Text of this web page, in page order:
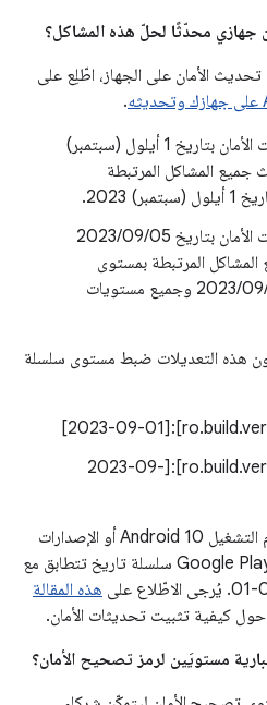
الأمان على الجهاز، اطّلِع على
.
تعالج مستويات تصحيحات الأمان بتاريخ 1 أيلول (سبتمبر)
جميع المشاكل المرتبطة
2023.
تعالج مستويات تصحيحات الأمان بتاريخ 05‏/09‏/2023
المشاكل المرتبطة بمستوى
تصحيح الأمان بتاريخ 05‏/09‏/2023 وجميع مستويات
هذه التعديلات ضبط مستوى سلسلة
[ro.build.version.security_patch]:[2023-09-
في بعض الأجهزة التي تعمل بنظام التشغيل Android 10 أو الإصدارات
الأحدث، سيتضمّن تحديث نظام Google Play سلسلة تاريخ تتطابق مع
هذه المقالة
كيفية تثبيت تحديثات الأمان.